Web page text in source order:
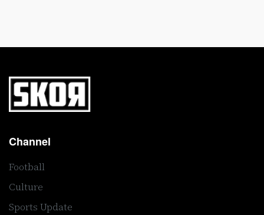
Channel
Football
Culture
Sports Update